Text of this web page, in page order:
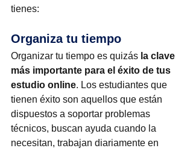
tienes:
Organiza tu tiempo
Organizar tu tiempo es quizás la clave
más importante para el éxito de tus
estudio online. Los estudiantes que
tienen éxito son aquellos que están
dispuestos a soportar problemas
técnicos, buscan ayuda cuando la
necesitan, trabajan diariamente en